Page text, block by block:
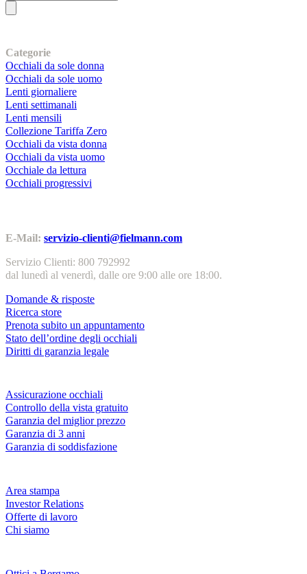
Categorie
Occhiali da sole donna
Occhiali da sole uomo
Lenti giornaliere
Lenti settimanali
Lenti mensili
Collezione Tariffa Zero
Occhiali da vista donna
Occhiali da vista uomo
Occhiale da lettura
Occhiali progressivi
E-Mail: servizio-clienti@fielmann.com
Servizio Clienti: 800 792992
dal lunedì al venerdì, dalle ore 9:00 alle ore 18:00.
Domande & risposte
Ricerca store
Prenota subito un appuntamento
Stato dell’ordine degli occhiali
Diritti di garanzia legale
Assicurazione occhiali
Controllo della vista gratuito
Garanzia del miglior prezzo
Garanzia di 3 anni
Garanzia di soddisfazione
Area stampa
Investor Relations
Offerte di lavoro
Chi siamo